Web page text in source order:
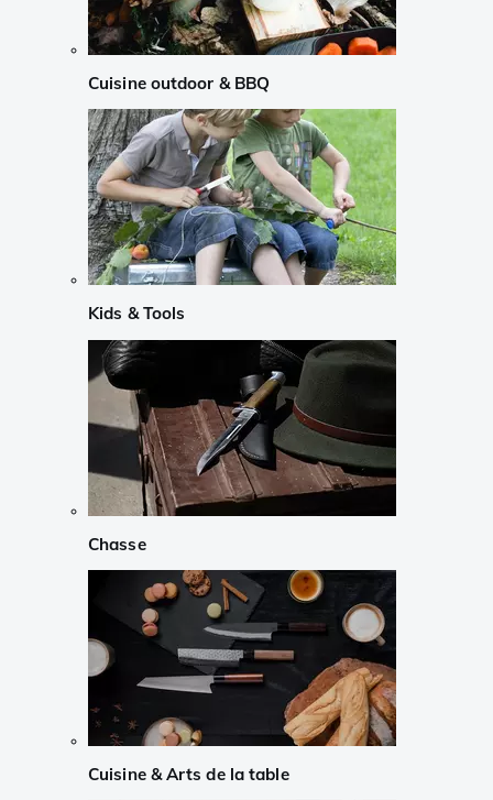
Cuisine outdoor & BBQ
Kids & Tools
Chasse
Cuisine & Arts de la table